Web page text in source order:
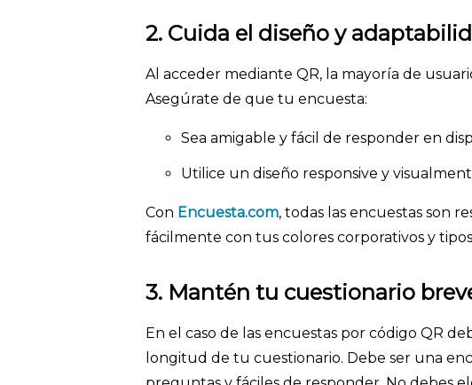
2. Cuida el diseño y
Al acceder mediante QR, la mayoría de
Asegúrate de que tu encuesta:
Sea amigable y fácil de responder en
Utilice un diseño responsive y
Con Encuesta.com, todas las encuestas son
fácilmente con tus colores corporativos y
3. Mantén tu cuestionario
En el caso de las encuestas por código QR
longitud de tu cuestionario. Debe ser una